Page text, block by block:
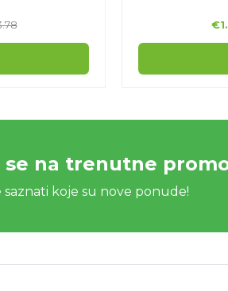
€
na trenutne
koje su nove ponude!